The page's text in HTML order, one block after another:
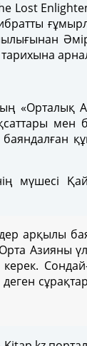
Lost
Әмір
тарихына
«Орталық
мүшесі
арқылы
Азияны